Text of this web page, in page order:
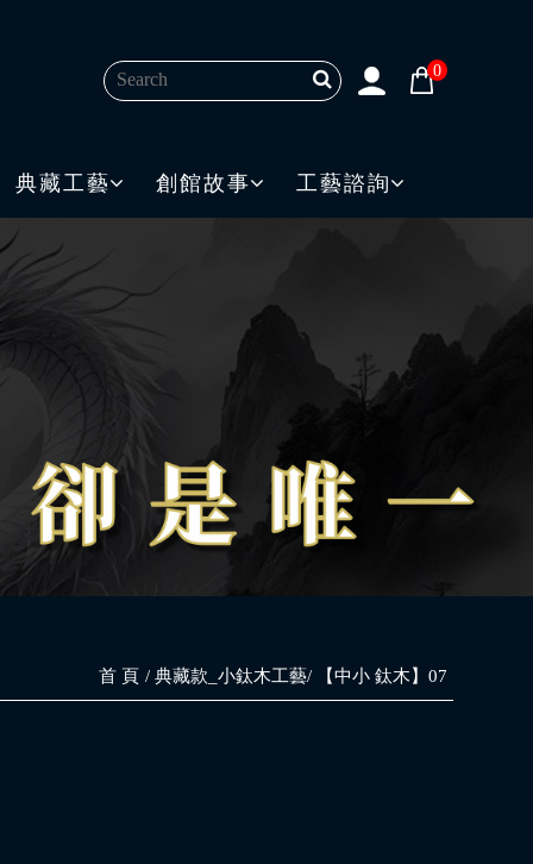
0
典藏工藝 創館故事 工藝諮詢
首 頁 典藏款_小鈦木工藝 【中小 鈦木】07